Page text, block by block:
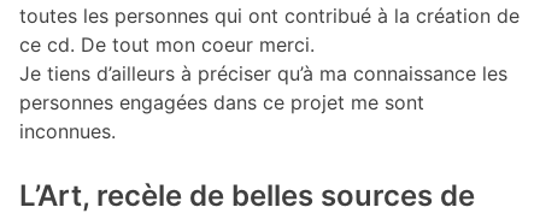
toutes les personnes qui ont contribué à la création de
ce cd. De tout mon coeur merci.
Je tiens d’ailleurs à préciser qu’à ma connaissance les
personnes engagées dans ce projet me sont
inconnues.
L’Art, recèle de belles sources de